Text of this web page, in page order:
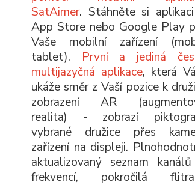
SatAimer. Stáhněte si
App Store nebo Google Play
Vaše mobilní zařízení
tablet). První a jediná
multijazyčná aplikace, která
ukáže směr z Vaší pozice k
zobrazení AR
realita) - zobrazí
vybrané družice přes
zařízení na displeji.
aktualizovaný seznam
frekvencí, pokročilá